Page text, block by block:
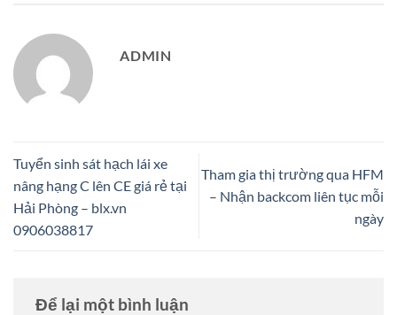
ADMIN
Tuyển sinh sát hạch lái xe
nâng hạng C lên CE giá rẻ tại
Hải Phòng – blx.vn
0906038817
Tham gia thị trường qua HFM
– Nhận backcom liên tục mỗi
ngày
Để lại một bình luận